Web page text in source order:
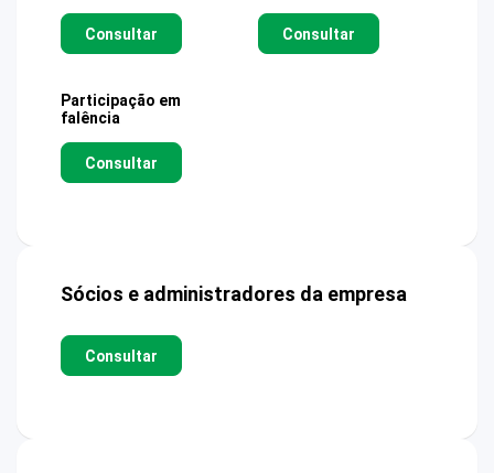
Consultar Consultar
Participação em
falência
Consultar
Sócios e administradores da empresa
Consultar